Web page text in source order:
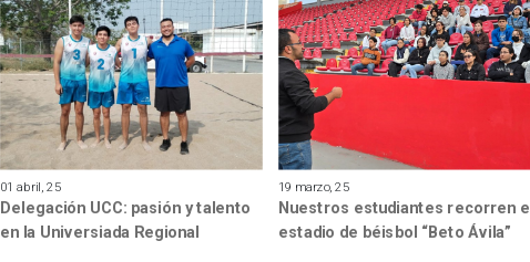
01 abril, 25
Delegación UCC: pasión y talento
en la Universiada Regional
19 marzo, 25
Nuestros estudiantes recorren el
estadio de béisbol “Beto Ávila”